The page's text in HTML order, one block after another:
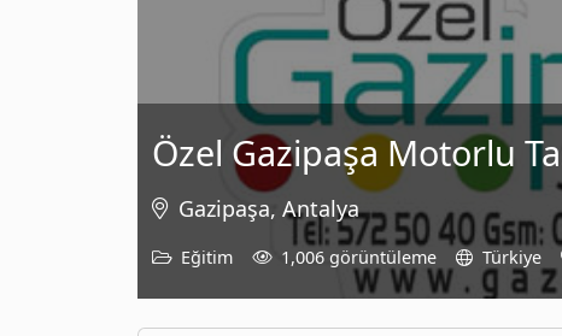
Özel Gazipaşa Motorlu
Gazipaşa, Antalya
Eğitim 1,006 görüntüleme Türkiye